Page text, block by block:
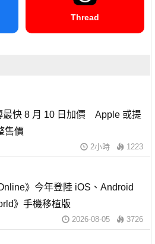
Thread
最快 8 月 10 日加價 Apple 或提
售價
2小時 1223
》今年登陸 iOS、Android
》手機移植版
2026-08-05 3726